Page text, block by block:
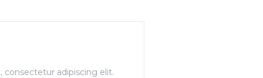
consectetur adipiscing elit.